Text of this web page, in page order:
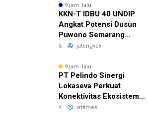
9 jam lalu
KKN-T IDBU 40 UNDIP
Angkat Potensi Dusun
Puwono Semarang
sebagai Destinasi Harmoni
5 jatengvox
9 jam lalu
PT Pelindo Sinergi
Lokaseva Perkuat
Konektivitas Ekosistem
Pelabuhan Melalui
4 vritimes